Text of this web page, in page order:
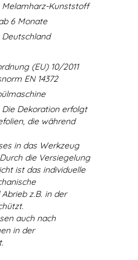
Kunststoff
6 Monate
Deutschland
(EU) 10/2011
EN 14372
Dekoration erfolgt
die während
in das Werkzeug
die Versiegelung
ist das individuelle
z.B. in der
auch nach
in der